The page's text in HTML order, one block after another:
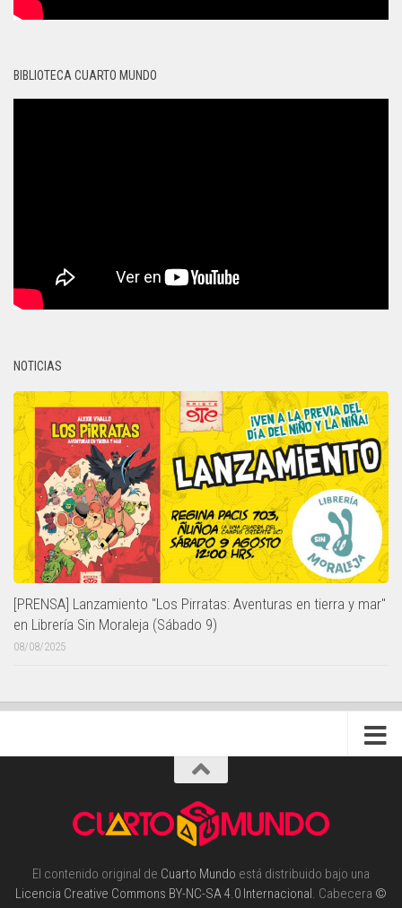
BIBLIOTECA CUARTO MUNDO
NOTICIAS
[PRENSA] Lanzamiento "Los Pirratas: Aventuras en tierra y mar"
en Librería Sin Moraleja (Sábado 9)
08/08/2025
El contenido original de Cuarto Mundo está distribuido bajo una
Licencia Creative Commons BY-NC-SA 4.0 Internacional. Cabecera ©